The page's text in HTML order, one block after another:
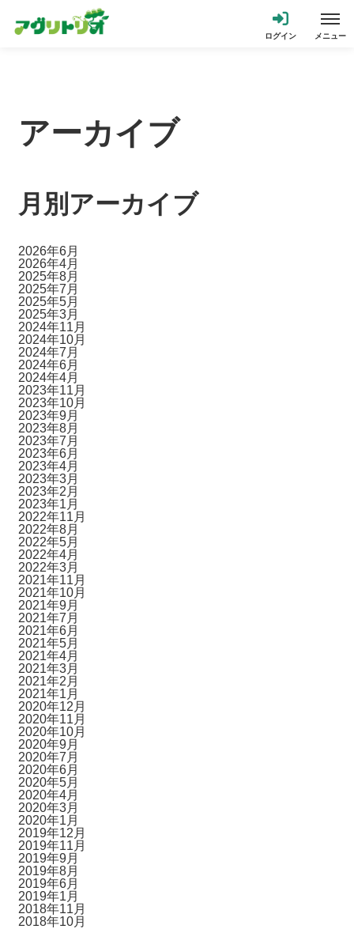
アーカイブ
月別アーカイブ
2026年6月
2026年4月
2025年8月
2025年7月
2025年5月
2025年3月
2024年11月
2024年10月
2024年7月
2024年6月
2024年4月
2023年11月
2023年10月
2023年9月
2023年8月
2023年7月
2023年6月
2023年4月
2023年3月
2023年2月
2023年1月
2022年11月
2022年8月
2022年5月
2022年4月
2022年3月
2021年11月
2021年10月
2021年9月
2021年7月
2021年6月
2021年5月
2021年4月
2021年3月
2021年2月
2021年1月
2020年12月
2020年11月
2020年10月
2020年9月
2020年7月
2020年6月
2020年5月
2020年4月
2020年3月
2020年1月
2019年12月
2019年11月
2019年9月
2019年8月
2019年6月
2019年1月
2018年11月
2018年10月